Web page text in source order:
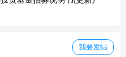
我要发帖